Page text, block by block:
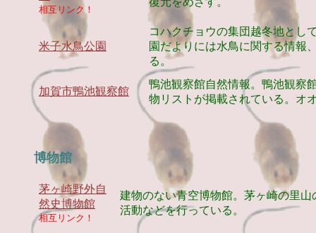
相互リンク！
米子水鳥公園
コハクチョウの集団越冬地とし
園だよりには水鳥に関する情報
る。
加賀市鴨池観察館
鴨池観察館自然情報。鴨池観察
物リストが掲載されている。オ
博物館
茅ヶ崎野外自
然史博物館
相互リンク！
建物のない青空博物館。茅ヶ崎の里
活動などを行っている。